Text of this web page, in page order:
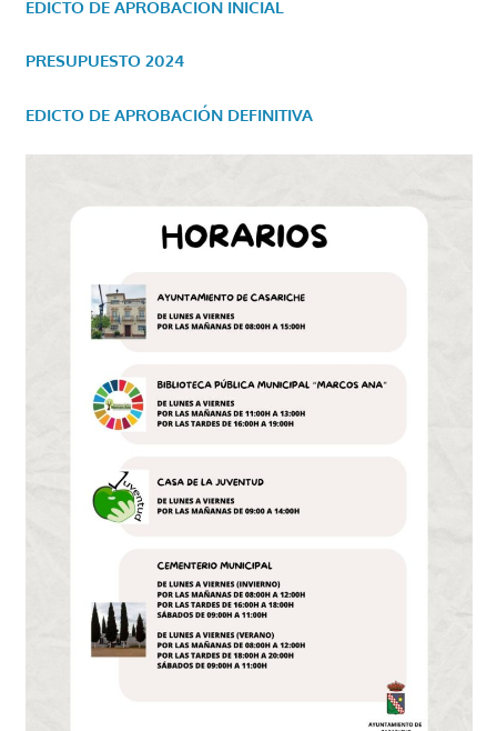
EDICTO DE APROBACIÓN INICIAL
PRESUPUESTO 2024
EDICTO DE APROBACIÓN DEFINITIVA